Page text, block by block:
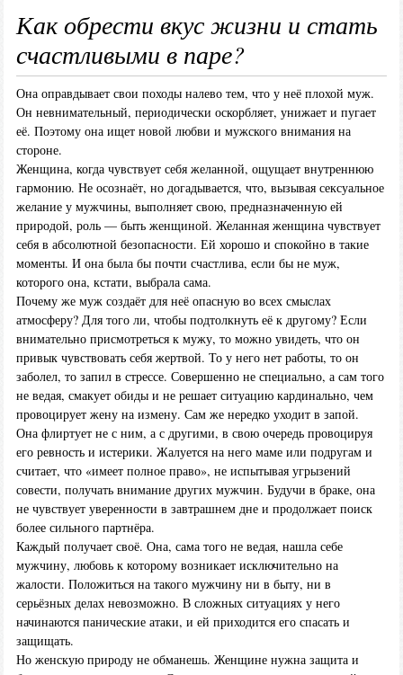
Как обрести вкус жизни и стать
счастливыми в паре?
Она оправдывает свои походы налево тем, что у неё плохой муж.
Он невнимательный, периодически оскорбляет, унижает и пугает
её. Поэтому она ищет новой любви и мужского внимания на
стороне.
Женщина, когда чувствует себя желанной, ощущает внутреннюю
гармонию. Не осознаёт, но догадывается, что, вызывая сексуальное
желание у мужчины, выполняет свою, предназначенную ей
природой, роль — быть женщиной. Желанная женщина чувствует
себя в абсолютной безопасности. Ей хорошо и спокойно в такие
моменты. И она была бы почти счастлива, если бы не муж,
которого она, кстати, выбрала сама.
Почему же муж создаёт для неё опасную во всех смыслах
атмосферу? Для того ли, чтобы подтолкнуть её к другому? Если
внимательно присмотреться к мужу, то можно увидеть, что он
привык чувствовать себя жертвой. То у него нет работы, то он
заболел, то запил в стрессе. Совершенно не специально, а сам того
не ведая, смакует обиды и не решает ситуацию кардинально, чем
провоцирует жену на измену. Сам же нередко уходит в запой.
Она флиртует не с ним, а с другими, в свою очередь провоцируя
его ревность и истерики. Жалуется на него маме или подругам и
считает, что «имеет полное право», не испытывая угрызений
совести, получать внимание других мужчин. Будучи в браке, она
не чувствует уверенности в завтрашнем дне и продолжает поиск
более сильного партнёра.
Каждый получает своё. Она, сама того не ведая, нашла себе
мужчину, любовь к которому возникает исключительно на
жалости. Положиться на такого мужчину ни в быту, ни в
серьёзных делах невозможно. В сложных ситуациях у него
начинаются панические атаки, и ей приходится его спасать и
защищать.
Но женскую природу не обманешь. Женщине нужна защита и